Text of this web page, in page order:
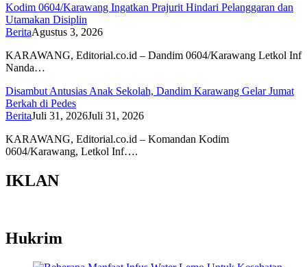
Kodim 0604/Karawang Ingatkan Prajurit Hindari Pelanggaran dan
Utamakan Disiplin
BeritaAgustus 3, 2026
KARAWANG, Editorial.co.id – Dandim 0604/Karawang Letkol Inf
Nanda…
Disambut Antusias Anak Sekolah, Dandim Karawang Gelar Jumat
Berkah di Pedes
BeritaJuli 31, 2026Juli 31, 2026
KARAWANG, Editorial.co.id – Komandan Kodim
0604/Karawang, Letkol Inf….
IKLAN
Hukrim